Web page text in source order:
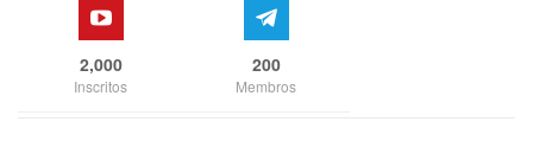
2,000
Inscritos
200
Membros